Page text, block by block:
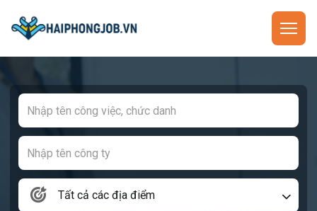
Tất cả các địa điểm